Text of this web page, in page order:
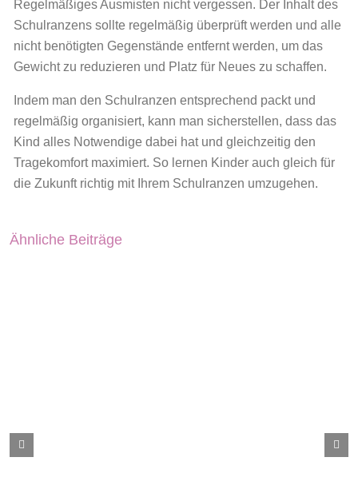
Regelmäßiges Ausmisten nicht vergessen. Der Inhalt des
Schulranzens sollte regelmäßig überprüft werden und alle
nicht benötigten Gegenstände entfernt werden, um das
Gewicht zu reduzieren und Platz für Neues zu schaffen.
Indem man den Schulranzen entsprechend packt und
regelmäßig organisiert, kann man sicherstellen, dass das
Kind alles Notwendige dabei hat und gleichzeitig den
Tragekomfort maximiert. So lernen Kinder auch gleich für
die Zukunft richtig mit Ihrem Schulranzen umzugehen.
Ähnliche Beiträge